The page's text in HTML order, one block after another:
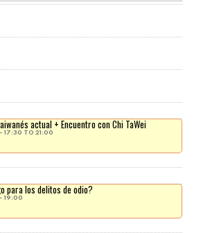
actual + Encuentro con Chi TaWei
-17:30 TO 21:00
para los delitos de odio?
19:00